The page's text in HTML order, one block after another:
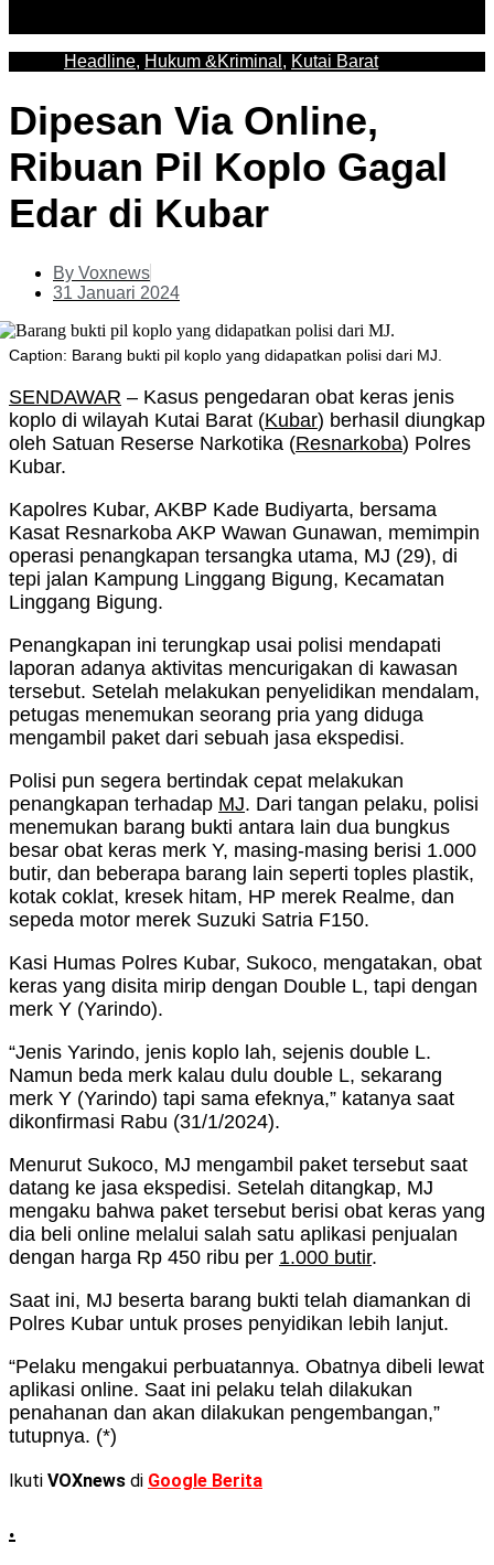
Headline, Hukum &Kriminal , Kutai Barat
Dipesan Via Online,
Ribuan Pil Koplo Gagal
Edar di Kubar
By Voxnews
31 Januari 2024
Caption: Barang bukti pil koplo yang didapatkan polisi dari MJ.
SENDAWAR – Kasus pengedaran obat keras jenis
koplo di wilayah Kutai Barat (Kubar) berhasil diungkap
oleh Satuan Reserse Narkotika (Resnarkoba) Polres
Kubar.
Kapolres Kubar, AKBP Kade Budiyarta, bersama
Kasat Resnarkoba AKP Wawan Gunawan, memimpin
operasi penangkapan tersangka utama, MJ (29), di
tepi jalan Kampung Linggang Bigung, Kecamatan
Linggang Bigung.
Penangkapan ini terungkap usai polisi mendapati
laporan adanya aktivitas mencurigakan di kawasan
tersebut. Setelah melakukan penyelidikan mendalam,
petugas menemukan seorang pria yang diduga
mengambil paket dari sebuah jasa ekspedisi.
Polisi pun segera bertindak cepat melakukan
penangkapan terhadap MJ. Dari tangan pelaku, polisi
menemukan barang bukti antara lain dua bungkus
besar obat keras merk Y, masing-masing berisi 1.000
butir, dan beberapa barang lain seperti toples plastik,
kotak coklat, kresek hitam, HP merek Realme, dan
sepeda motor merek Suzuki Satria F150.
Kasi Humas Polres Kubar, Sukoco, mengatakan, obat
keras yang disita mirip dengan Double L, tapi dengan
merk Y (Yarindo).
“Jenis Yarindo, jenis koplo lah, sejenis double L.
Namun beda merk kalau dulu double L, sekarang
merk Y (Yarindo) tapi sama efeknya,” katanya saat
dikonfirmasi Rabu (31/1/2024).
Menurut Sukoco, MJ mengambil paket tersebut saat
datang ke jasa ekspedisi. Setelah ditangkap, MJ
mengaku bahwa paket tersebut berisi obat keras yang
dia beli online melalui salah satu aplikasi penjualan
dengan harga Rp 450 ribu per 1.000 butir.
Saat ini, MJ beserta barang bukti telah diamankan di
Polres Kubar untuk proses penyidikan lebih lanjut.
“Pelaku mengakui perbuatannya. Obatnya dibeli lewat
aplikasi online. Saat ini pelaku telah dilakukan
penahanan dan akan dilakukan pengembangan,”
tutupnya. (*)
Ikuti VOXnews di Google Berita
.